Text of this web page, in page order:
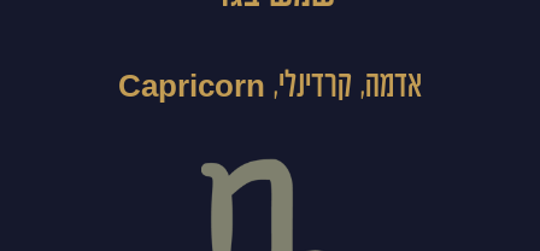
אדמה, קרדינלי, Capricorn